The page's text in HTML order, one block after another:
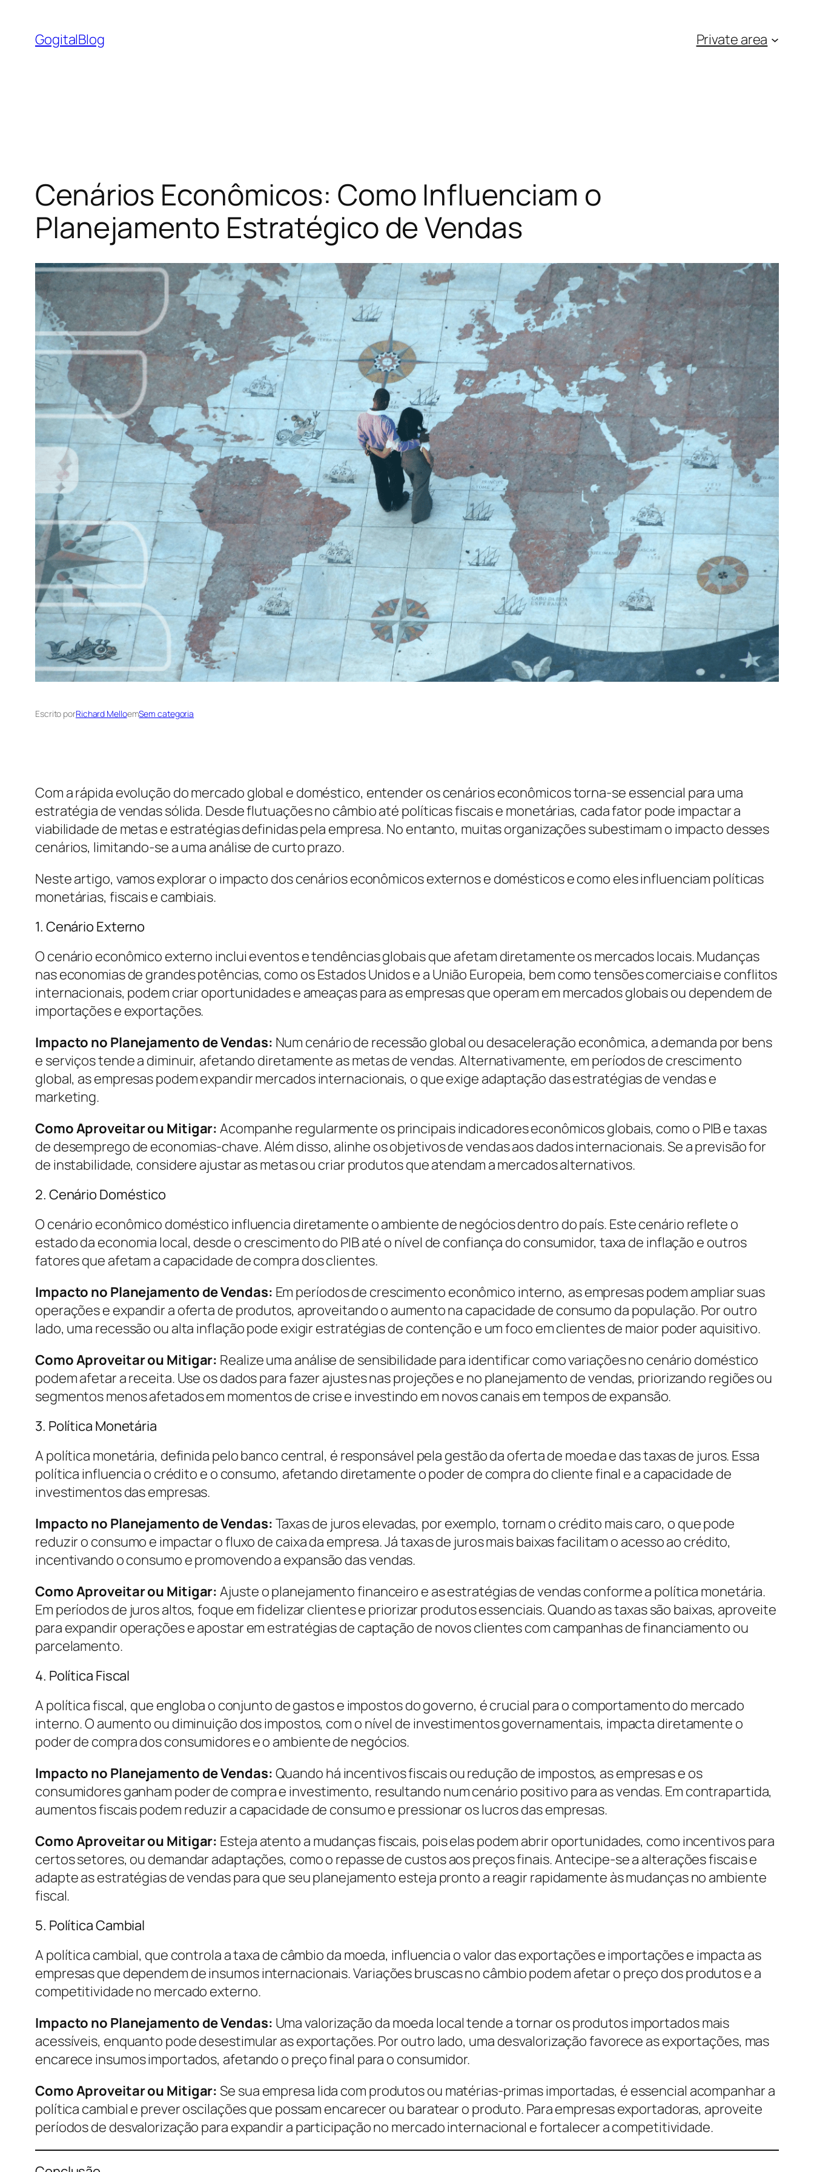
GogitalBlog Private area
Cenários Econômicos: Como Influenciam o
Planejamento Estratégico de Vendas
Escrito porRichard MelloemSem categoria
Com a rápida evolução do mercado global e doméstico, entender os cenários econômicos torna-se essencial para uma
estratégia de vendas sólida. Desde flutuações no câmbio até políticas fiscais e monetárias, cada fator pode impactar a
viabilidade de metas e estratégias definidas pela empresa. No entanto, muitas organizações subestimam o impacto desses
cenários, limitando-se a uma análise de curto prazo.
Neste artigo, vamos explorar o impacto dos cenários econômicos externos e domésticos e como eles influenciam políticas
monetárias, fiscais e cambiais.
1. Cenário Externo
O cenário econômico externo inclui eventos e tendências globais que afetam diretamente os mercados locais. Mudanças
nas economias de grandes potências, como os Estados Unidos e a União Europeia, bem como tensões comerciais e conflitos
internacionais, podem criar oportunidades e ameaças para as empresas que operam em mercados globais ou dependem de
importações e exportações.
Impacto no Planejamento de Vendas: Num cenário de recessão global ou desaceleração econômica, a demanda por bens
e serviços tende a diminuir, afetando diretamente as metas de vendas. Alternativamente, em períodos de crescimento
global, as empresas podem expandir mercados internacionais, o que exige adaptação das estratégias de vendas e
marketing.
Como Aproveitar ou Mitigar: Acompanhe regularmente os principais indicadores econômicos globais, como o PIB e taxas
de desemprego de economias-chave. Além disso, alinhe os objetivos de vendas aos dados internacionais. Se a previsão for
de instabilidade, considere ajustar as metas ou criar produtos que atendam a mercados alternativos.
2. Cenário Doméstico
O cenário econômico doméstico influencia diretamente o ambiente de negócios dentro do país. Este cenário reflete o
estado da economia local, desde o crescimento do PIB até o nível de confiança do consumidor, taxa de inflação e outros
fatores que afetam a capacidade de compra dos clientes.
Impacto no Planejamento de Vendas: Em períodos de crescimento econômico interno, as empresas podem ampliar suas
operações e expandir a oferta de produtos, aproveitando o aumento na capacidade de consumo da população. Por outro
lado, uma recessão ou alta inflação pode exigir estratégias de contenção e um foco em clientes de maior poder aquisitivo.
Como Aproveitar ou Mitigar: Realize uma análise de sensibilidade para identificar como variações no cenário doméstico
podem afetar a receita. Use os dados para fazer ajustes nas projeções e no planejamento de vendas, priorizando regiões ou
segmentos menos afetados em momentos de crise e investindo em novos canais em tempos de expansão.
3. Política Monetária
A política monetária, definida pelo banco central, é responsável pela gestão da oferta de moeda e das taxas de juros. Essa
política influencia o crédito e o consumo, afetando diretamente o poder de compra do cliente final e a capacidade de
investimentos das empresas.
Impacto no Planejamento de Vendas: Taxas de juros elevadas, por exemplo, tornam o crédito mais caro, o que pode
reduzir o consumo e impactar o fluxo de caixa da empresa. Já taxas de juros mais baixas facilitam o acesso ao crédito,
incentivando o consumo e promovendo a expansão das vendas.
Como Aproveitar ou Mitigar: Ajuste o planejamento financeiro e as estratégias de vendas conforme a política monetária.
Em períodos de juros altos, foque em fidelizar clientes e priorizar produtos essenciais. Quando as taxas são baixas, aproveite
para expandir operações e apostar em estratégias de captação de novos clientes com campanhas de financiamento ou
parcelamento.
4. Política Fiscal
A política fiscal, que engloba o conjunto de gastos e impostos do governo, é crucial para o comportamento do mercado
interno. O aumento ou diminuição dos impostos, com o nível de investimentos governamentais, impacta diretamente o
poder de compra dos consumidores e o ambiente de negócios.
Impacto no Planejamento de Vendas: Quando há incentivos fiscais ou redução de impostos, as empresas e os
consumidores ganham poder de compra e investimento, resultando num cenário positivo para as vendas. Em contrapartida,
aumentos fiscais podem reduzir a capacidade de consumo e pressionar os lucros das empresas.
Como Aproveitar ou Mitigar: Esteja atento a mudanças fiscais, pois elas podem abrir oportunidades, como incentivos para
certos setores, ou demandar adaptações, como o repasse de custos aos preços finais. Antecipe-se a alterações fiscais e
adapte as estratégias de vendas para que seu planejamento esteja pronto a reagir rapidamente às mudanças no ambiente
fiscal.
5. Política Cambial
A política cambial, que controla a taxa de câmbio da moeda, influencia o valor das exportações e importações e impacta as
empresas que dependem de insumos internacionais. Variações bruscas no câmbio podem afetar o preço dos produtos e a
competitividade no mercado externo.
Impacto no Planejamento de Vendas: Uma valorização da moeda local tende a tornar os produtos importados mais
acessíveis, enquanto pode desestimular as exportações. Por outro lado, uma desvalorização favorece as exportações, mas
encarece insumos importados, afetando o preço final para o consumidor.
Como Aproveitar ou Mitigar: Se sua empresa lida com produtos ou matérias-primas importadas, é essencial acompanhar a
política cambial e prever oscilações que possam encarecer ou baratear o produto. Para empresas exportadoras, aproveite
períodos de desvalorização para expandir a participação no mercado internacional e fortalecer a competitividade.